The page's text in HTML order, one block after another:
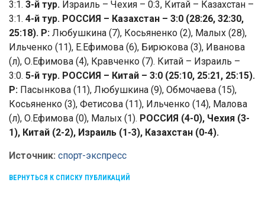
3:1. 3-й тур. Израиль – Чехия – 0:3, Китай – Казахстан –
3:1. 4-й тур. РОССИЯ – Казахстан – 3:0 (28:26, 32:30,
25:18). Р: Любушкина (7), Косьяненко (2), Малых (28),
Ильченко (11), Е.Ефимова (6), Бирюкова (3), Иванова
(л), О.Ефимова (4), Кравченко (7). Китай – Израиль –
3:0. 5-й тур. РОССИЯ – Китай – 3:0 (25:10, 25:21, 25:15).
Р: Пасынкова (11), Любушкина (9), Обмочаева (15),
Косьяненко (3), Фетисова (11), Ильченко (14), Малова
(л), О.Ефимова (0), Малых (1). РОССИЯ (4-0), Чехия (3-
1), Китай (2-2), Израиль (1-3), Казахстан (0-4).
Источник: спорт-экспресс
ВЕРНУТЬСЯ К СПИСКУ ПУБЛИКАЦИЙ